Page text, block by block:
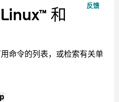
反馈
Linux™ 和
命令的列表，或检索有关单